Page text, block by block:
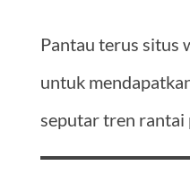
Pantau terus situs
untuk
seputar tren rantai